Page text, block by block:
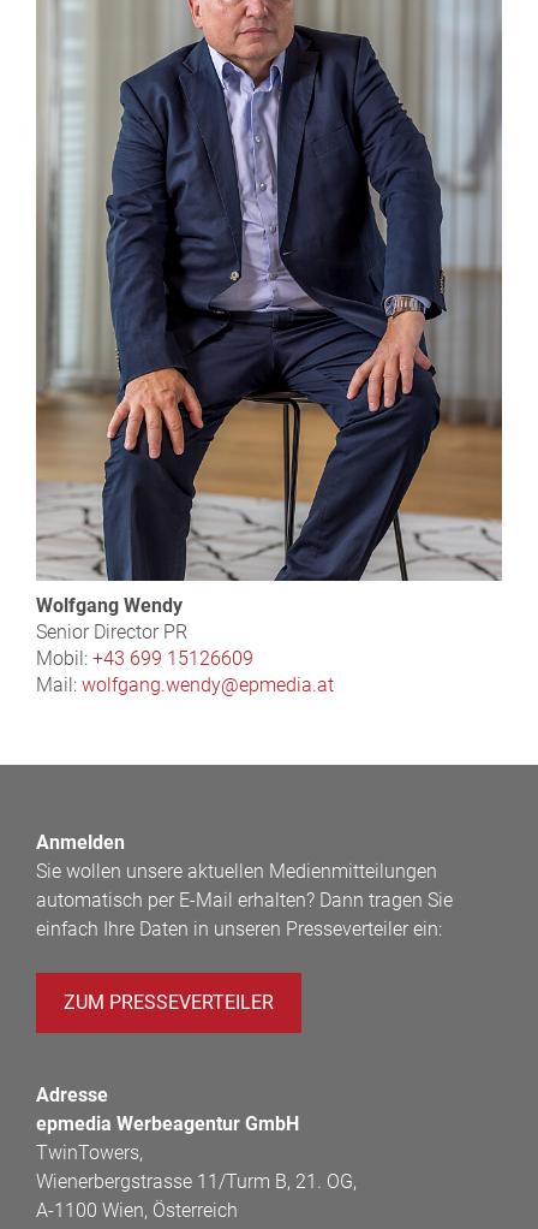
Wolfgang Wendy
Senior Director PR
Mobil: +43 699 15126609
Mail: wolfgang.wendy@epmedia.at
Anmelden
Sie wollen unsere aktuellen Medienmitteilungen
automatisch per E-Mail erhalten? Dann tragen Sie
einfach Ihre Daten in unseren Presseverteiler ein:
ZUM PRESSEVERTEILER
Adresse
epmedia Werbeagentur GmbH
TwinTowers,
Wienerbergstrasse 11/Turm B, 21. OG,
A-1100 Wien, Österreich